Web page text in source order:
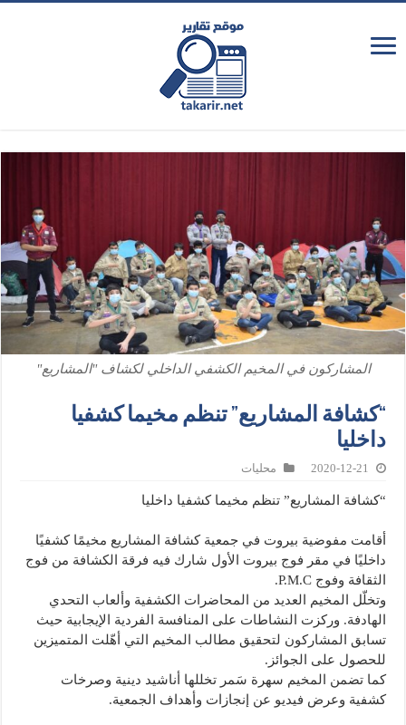
المشاركون في المخيم الكشفي الداخلي لكشاف "المشاريع"
“كشافة المشاريع” تنظم مخيما كشفيا
داخليا
2020-12-21 محليات
“كشافة المشاريع” تنظم مخيما كشفيا داخليا
أقامت مفوضية بيروت في جمعية كشافة المشاريع مخيمًا كشفيًا
داخليًا في مقر فوج بيروت الأول شارك فيه فرقة الكشافة من فوج
الثقافة وفوج P.M.C.
وتخلّل المخيم العديد من المحاضرات الكشفية وألعاب التحدي
الهادفة. وركزت النشاطات على المنافسة الفردية الإيجابية حيث
تسابق المشاركون لتحقيق مطالب المخيم التي أهّلت المتميزين
للحصول على الجوائز.
كما تضمن المخيم سهرة سَمر تخللها أناشيد دينية وصرخات
كشفية وعرض فيديو عن إنجازات وأهداف الجمعية.